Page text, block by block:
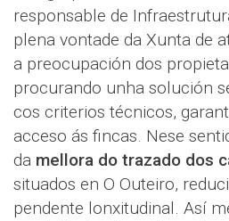
responsable de
plena vontade da Xunta de
a preocupación dos
procurando unha solución
cos criterios técnicos,
acceso ás fincas. Nese
da mellora do trazado dos
situados en O Outeiro,
pendente lonxitudinal. Así